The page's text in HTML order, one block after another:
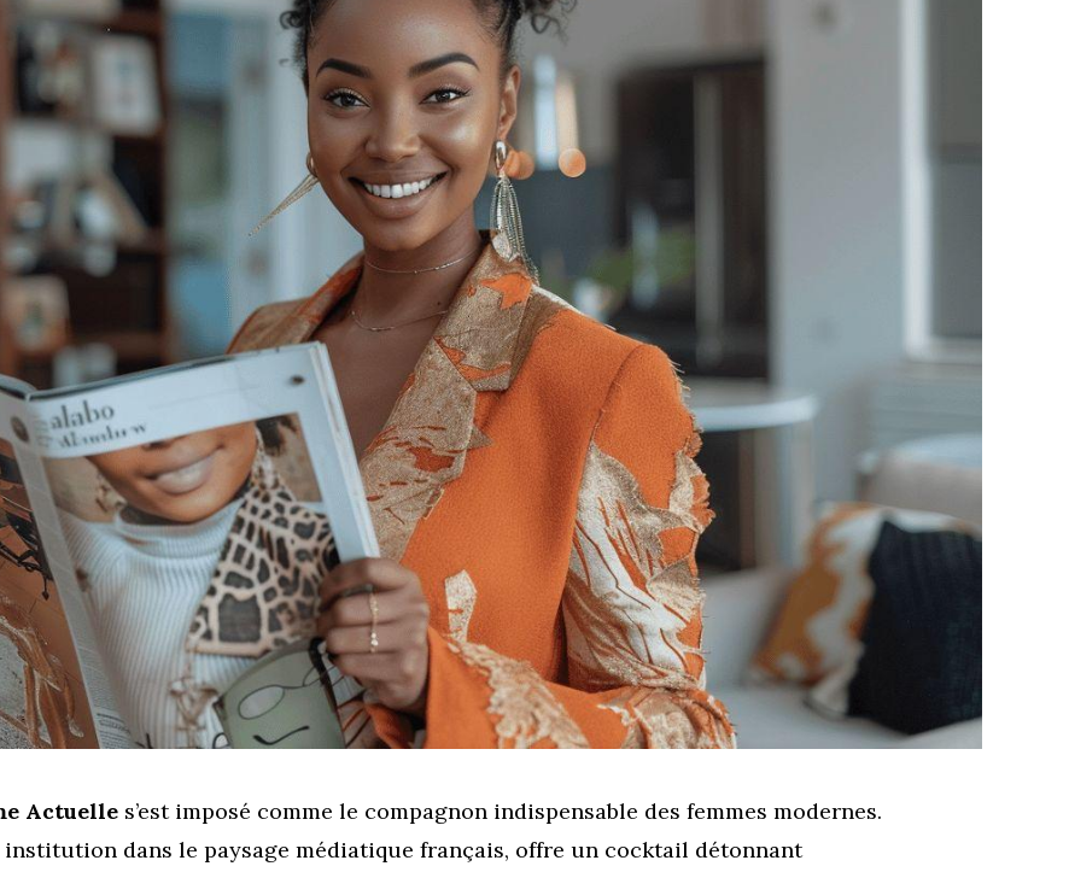
Actuelle s’est imposé comme le compagnon indispensable des femmes modernes.
institution dans le paysage médiatique français, offre un cocktail détonnant